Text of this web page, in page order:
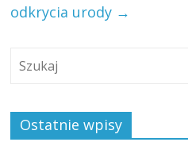
odkrycia urody →
Ostatnie wpisy